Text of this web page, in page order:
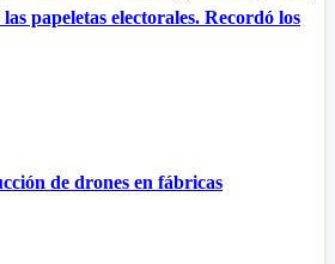
papeletas electorales. Recordó los
de drones en fábricas